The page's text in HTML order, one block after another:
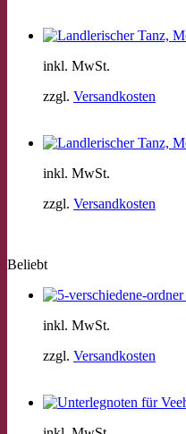
inkl. MwSt.
zzgl. Versandkosten
inkl. MwSt.
zzgl. Versandkosten
Beliebt
inkl. MwSt.
zzgl. Versandkosten